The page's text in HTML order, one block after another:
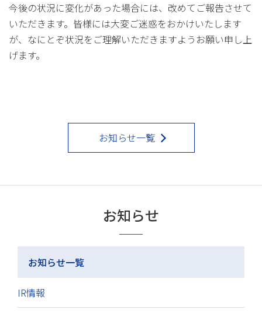
今後の状況に変化があった場合には、改めてご報告させて
いただきます。皆様には大変ご迷惑をおかけいたします
が、なにとぞ状況をご理解いただきますようお願い申し上
げます。
お知らせ一覧
お知らせ
お知らせ一覧
IR情報